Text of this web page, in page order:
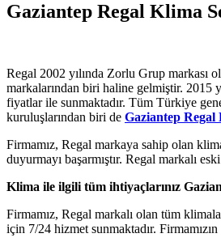
Gaziantep Regal Klima
Regal 2002 yılında Zorlu Grup markası
markalarından biri haline gelmiştir. 2015
fiyatlar ile sunmaktadır. Tüm Türkiye
kuruluşlarından biri de Gaziantep Regal
Firmamız, Regal markaya sahip olan
duyurmayı başarmıştır. Regal markalı
Klima ile ilgili tüm ihtiyaçlarınız
Firmamız, Regal markalı olan tüm
için 7/24 hizmet sunmaktadır.